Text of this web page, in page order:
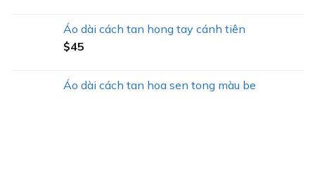
Áo dài cách tan hong tay cánh tiên
$45
Áo dài cách tan hoa sen tong màu be